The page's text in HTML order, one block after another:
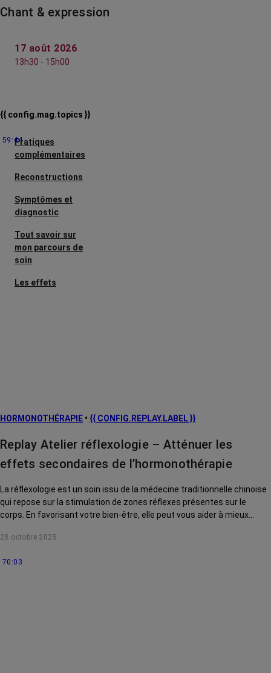
Chant & expression
17 août 2026
13h30 - 15h00
{{ config.mag.topics }}
Pratiques
complémentaires
Reconstructions
Symptômes et
diagnostic
Tout savoir sur
mon parcours de
soin
Les effets
Traitements
La vie autour
59:44
HORMONOTHÉRAPIE • {{ CONFIG.REPLAY.LABEL }}
Replay Atelier réflexologie – Atténuer les
effets secondaires de l’hormonothérapie
La réflexologie est un soin issu de la médecine traditionnelle chinoise
qui repose sur la stimulation de zones réflexes présentes sur le
corps. En favorisant votre bien-être, elle peut vous aider à mieux
28 octobre 2025
70:03